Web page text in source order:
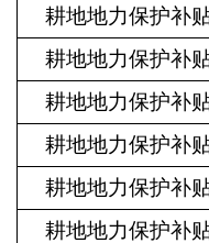
耕地地力保护补
耕地地力保护补
耕地地力保护补
耕地地力保护补
耕地地力保护补
耕地地力保护补